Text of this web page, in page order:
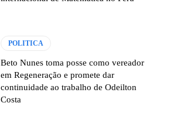
POLITICA
Beto Nunes toma posse como vereador
em Regeneração e promete dar
continuidade ao trabalho de Odeilton
Costa